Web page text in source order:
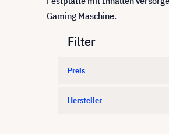
Gaming Maschine.
Filter
Preis
Hersteller